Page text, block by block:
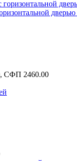
дверью
СФП 2460.00